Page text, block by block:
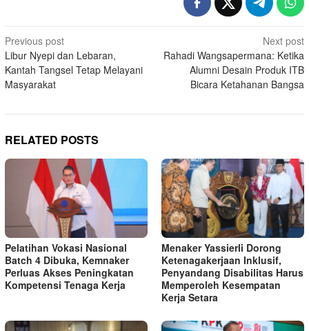
Post
navigation
Previous post
Libur Nyepi dan Lebaran,
Kantah Tangsel Tetap Melayani
Masyarakat
Next post
Rahadi Wangsapermana: Ketika
Alumni Desain Produk ITB
Bicara Ketahanan Bangsa
RELATED POSTS
Pelatihan Vokasi Nasional
Batch 4 Dibuka, Kemnaker
Perluas Akses Peningkatan
Kompetensi Tenaga Kerja
Menaker Yassierli Dorong
Ketenagakerjaan Inklusif,
Penyandang Disabilitas Harus
Memperoleh Kesempatan
Kerja Setara